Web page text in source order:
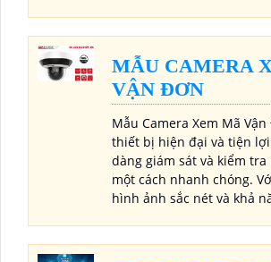
MẪU CAMERA
VẬN ĐƠN
Mẫu Camera Xem Mã
thiết bị hiện đại và tiện
dàng giám sát và kiểm tra
một cách nhanh chóng.
hình ảnh sắc nét và khả